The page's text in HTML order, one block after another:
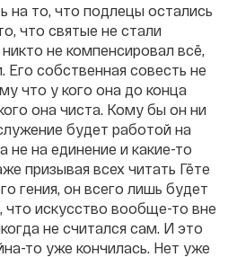
на то, что подлецы остались
что святые не стали
не компенсировал всё,
Его собственная совесть не
что у кого она до конца
она чиста. Кому бы он ни
будет работой на
не на единение и какие-то
призывая всех читать Гёте
гения, он всего лишь будет
что искусство вообще-то вне
не считался сам. И это
то уже кончилась. Нет уже